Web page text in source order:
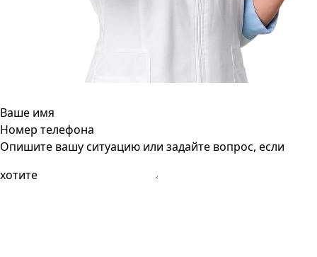
Ваше имя
Номер телефона
Опишите вашу ситуацию или задайте вопрос, если
хотите